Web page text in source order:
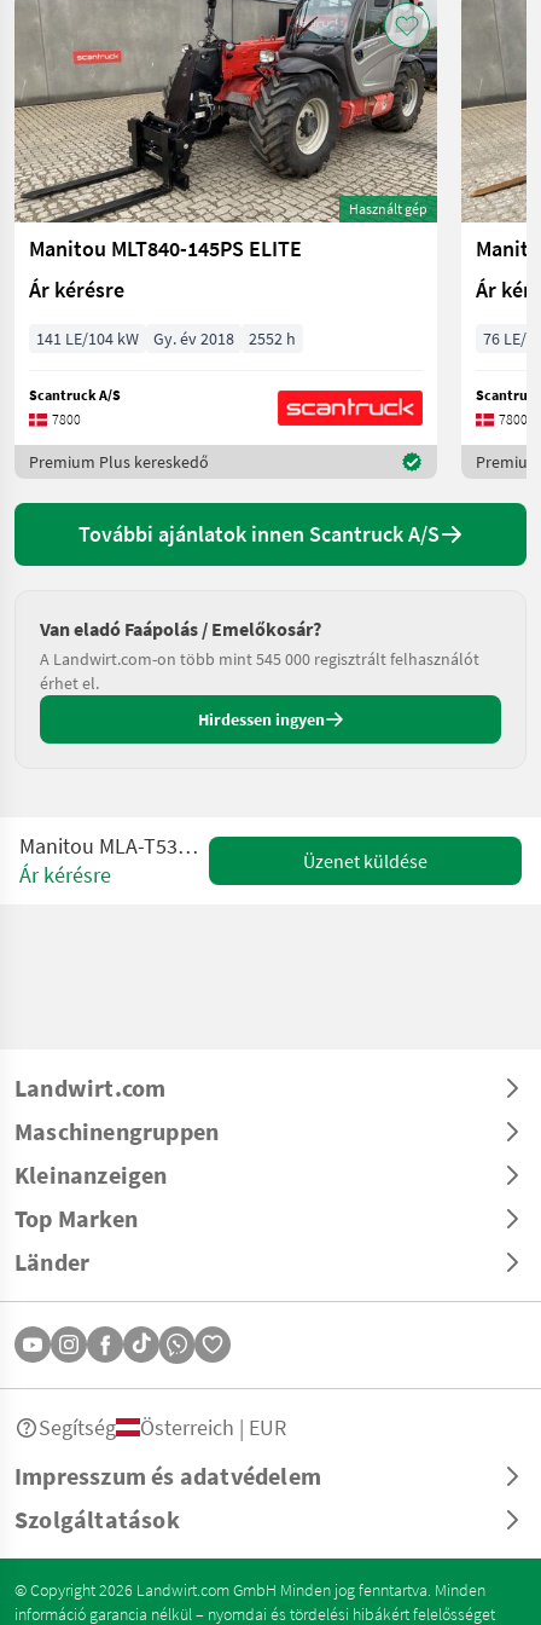
Használt gép
Manitou MLT840-145PS ELITE
Ár kérésre
141 LE/104 kW Gy. év 2018 2552 h
Scantruck A/S
7800
Premium Plus kereskedő
Ár
76 LE/
7800
További ajánlatok innen Scantruck A/S
Van eladó Faápolás / Emelőkosár?
A Landwirt.com-on több mint 545 000 regisztrált felhasználót
érhet el.
Hirdessen ingyen
Manitou MLA-T533-145V+ Elite ST5
Ár kérésre
Üzenet küldése
Landwirt.com
Maschinengruppen
Kleinanzeigen
Top Marken
Länder
Impresszum és adatvédelem
Szolgáltatások
Segítség Österreich | EUR
© Copyright 2026 Landwirt.com GmbH Minden jog fenntartva. Minden
információ garancia nélkül – nyomdai és tördelési hibákért felelősséget